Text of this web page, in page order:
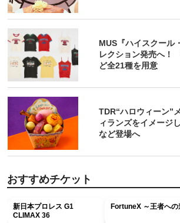
MUS『ハイスクール
レクション発売へ！
ど全21種を用意
TDR“ハロウィーン
ィランズをイメージ
など登場へ
おすすめチケット
新日本プロレス G1
CLIMAX 36
FortuneX ～王者への